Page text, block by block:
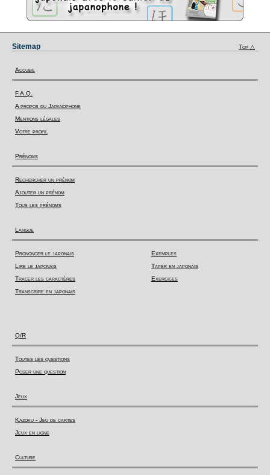
Sitemap Top △
Accueil
F.A.Q.
A propos du Japanophone
Mentions légales
Votre profil
Prénoms
Rechercher un prénom
Ajouter un prénom
Tous les prénoms
Langue
Prononcer le japonais
Lire le japonais
Tracer les caractères
Transcrire en japonais
Exemples
Taper en japonais
Exercices
Q/R
Toutes les questions
Poser une question
Jeux
Kazoku - Jeu de cartes
Jeux en ligne
Culture